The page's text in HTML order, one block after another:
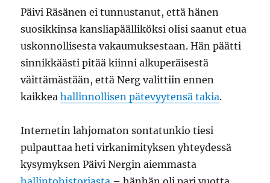
Päivi Räsänen ei tunnustanut, että hänen
suosikkinsa kansliapäälliköksi olisi saanut etua
uskonnollisesta vakaumuksestaan. Hän päätti
sinnikkäästi pitää kiinni alkuperäisestä
väittämästään, että Nerg valittiin ennen
kaikkeahallinnollisen pätevyytensä takia.
Internetin lahjomaton sontatunkio tiesi
pulpauttaa heti virkanimityksen yhteydessä
kysymyksen Päivi Nergin aiemmasta